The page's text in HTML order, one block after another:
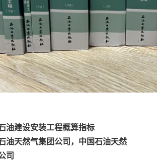
油建设安装工程概算指标
油天然气集团公司，中国石油天然
司